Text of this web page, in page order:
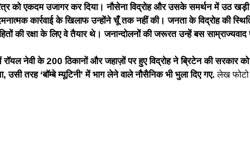
को एकदम उजागर कर दिया। नौसेना विद्रोह और उसके समर्थन में उठ
कार्रवाई के खिलाफ उन्होंने चूँ तक नहीं की। जनता के विद्रोह की
हितों की रक्षा के लिए वे तैयार थे। जनान्दोलनों की जरूरत उन्हें बस
रॉयल नेवी के 200 ठिकानों और जहाज़ों पर हुए विद्रोह ने ब्रिटेन की सरकार
तरह ‘बॉम्बे म्यूटिनी’ में भाग लेने वाले नौसैनिक भी भुला दिए गए.लेख फोटो